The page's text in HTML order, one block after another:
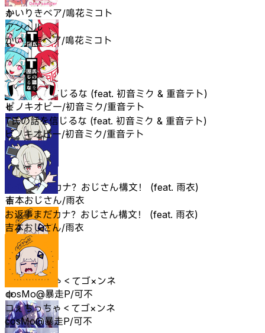
かいりきベア/鳴花ミコト
T氏の話を信じるな (feat. 初音ミク & 重音テト)
ピノキオピー/初音ミク/重音テト
お返事まだカナ？おじさん構文！ (feat. 雨衣)
吉本おじさん/雨衣
コぇちっちゃ＜てゴ×ンネ
cosMo@暴走P/可不
アンヘル
かいりきベア/鳴花ミコト
T氏の話を信じるな (feat. 初音ミク & 重音テト)
ピノキオピー/初音ミク/重音テト
お返事まだカナ？おじさん構文！ (feat. 雨衣)
吉本おじさん/雨衣
コぇちっちゃ＜てゴ×ンネ
cosMo@暴走P/可不